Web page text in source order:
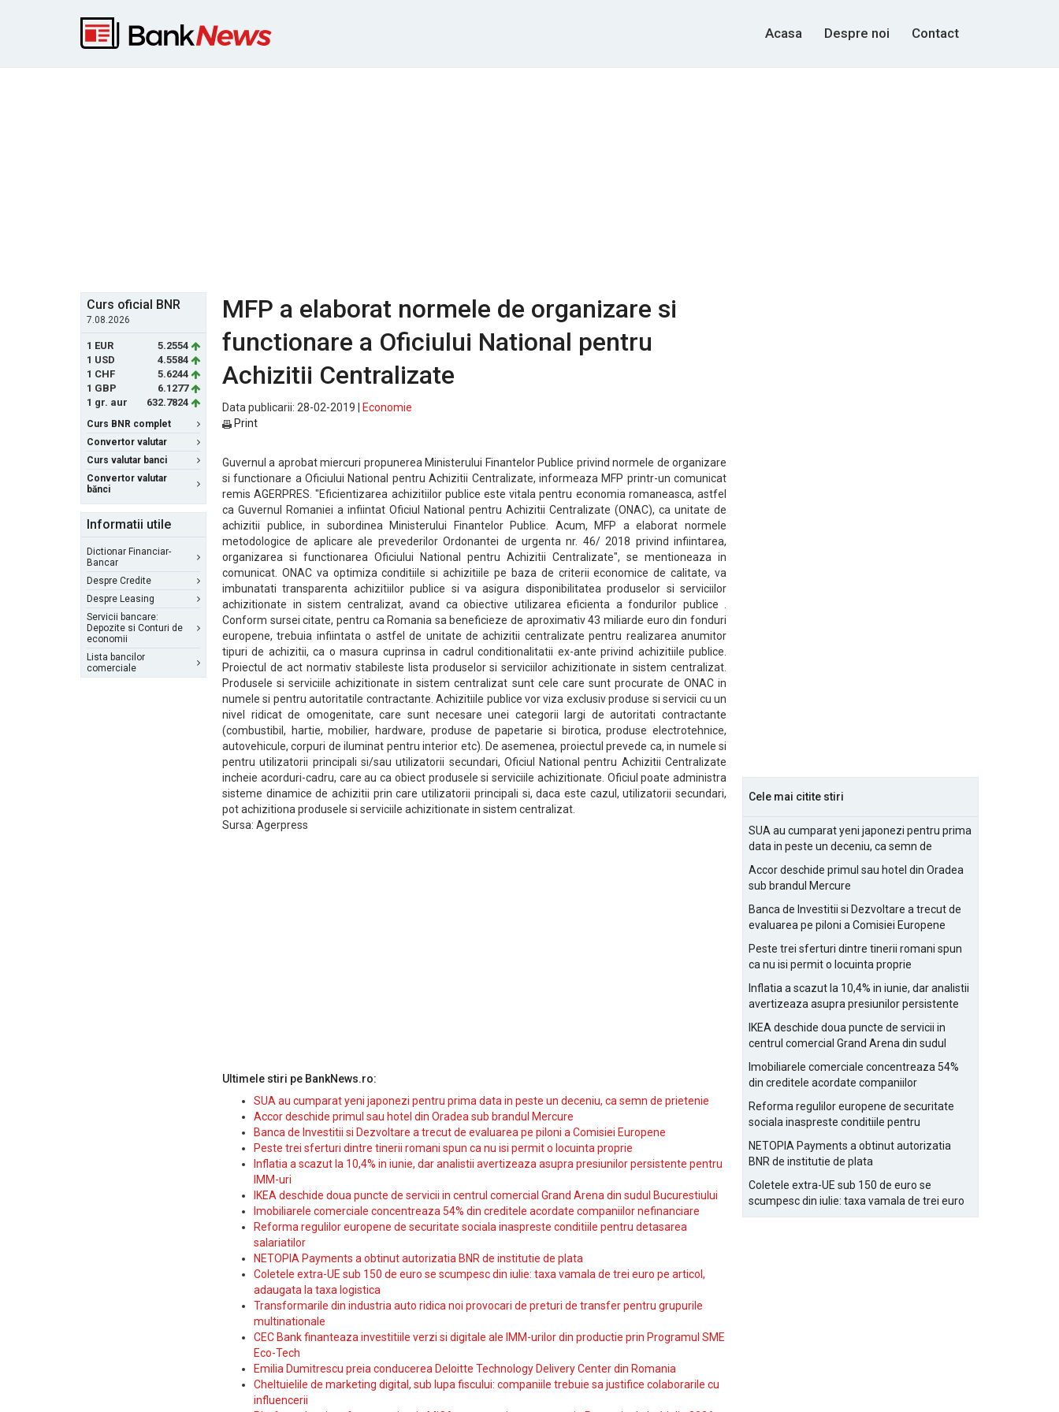
Acasa Despre noi Contact
Curs oficial BNR
7.08.2026
1 EUR
5.2554
1 USD
4.5584
1 CHF
5.6244
1 GBP
6.1277
1 gr. aur
632.7824
Curs BNR complet
Convertor valutar
Curs valutar banci
Convertor valutar
bănci
Informatii utile
Dictionar Financiar-
Bancar
Despre Credite
Despre Leasing
Servicii bancare:
Depozite si Conturi de
economii
Lista bancilor
comerciale
MFP a elaborat normele de organizare si
functionare a Oficiului National pentru
Achizitii Centralizate
Data publicarii: 28-02-2019 |
Economie
Print
Guvernul a aprobat miercuri propunerea Ministerului Finantelor Publice privind normele de organizare
si functionare a Oficiului National pentru Achizitii Centralizate, informeaza MFP printr-un comunicat
remis AGERPRES. "Eficientizarea achizitiilor publice este vitala pentru economia romaneasca, astfel
ca Guvernul Romaniei a infiintat Oficiul National pentru Achizitii Centralizate (ONAC), ca unitate de
achizitii publice, in subordinea Ministerului Finantelor Publice. Acum, MFP a elaborat normele
metodologice de aplicare ale prevederilor Ordonantei de urgenta nr. 46/ 2018 privind infiintarea,
organizarea si functionarea Oficiului National pentru Achizitii Centralizate", se mentioneaza in
comunicat. ONAC va optimiza conditiile si achizitiile pe baza de criterii economice de calitate, va
imbunatati transparenta achizitiilor publice si va asigura disponibilitatea produselor si serviciilor
achizitionate in sistem centralizat, avand ca obiective utilizarea eficienta a fondurilor publice .
Conform sursei citate, pentru ca Romania sa beneficieze de aproximativ 43 miliarde euro din fonduri
europene, trebuia infiintata o astfel de unitate de achizitii centralizate pentru realizarea anumitor
tipuri de achizitii, ca o masura cuprinsa in cadrul conditionalitatii ex-ante privind achizitiile publice.
Proiectul de act normativ stabileste lista produselor si serviciilor achizitionate in sistem centralizat.
Produsele si serviciile achizitionate in sistem centralizat sunt cele care sunt procurate de ONAC in
numele si pentru autoritatile contractante. Achizitiile publice vor viza exclusiv produse si servicii cu un
nivel ridicat de omogenitate, care sunt necesare unei categorii largi de autoritati contractante
(combustibil, hartie, mobilier, hardware, produse de papetarie si birotica, produse electrotehnice,
autovehicule, corpuri de iluminat pentru interior etc). De asemenea, proiectul prevede ca, in numele si
pentru utilizatorii principali si/sau utilizatorii secundari, Oficiul National pentru Achizitii Centralizate
incheie acorduri-cadru, care au ca obiect produsele si serviciile achizitionate. Oficiul poate administra
sisteme dinamice de achizitii prin care utilizatorii principali si, daca este cazul, utilizatorii secundari,
pot achizitiona produsele si serviciile achizitionate in sistem centralizat.
Sursa: Agerpress
Ultimele stiri pe BankNews.ro:
SUA au cumparat yeni japonezi pentru prima data in peste un deceniu, ca semn de prietenie
Accor deschide primul sau hotel din Oradea sub brandul Mercure
Banca de Investitii si Dezvoltare a trecut de evaluarea pe piloni a Comisiei Europene
Peste trei sferturi dintre tinerii romani spun ca nu isi permit o locuinta proprie
Inflatia a scazut la 10,4% in iunie, dar analistii avertizeaza asupra presiunilor persistente pentru
IMM-uri
IKEA deschide doua puncte de servicii in centrul comercial Grand Arena din sudul Bucurestiului
Imobiliarele comerciale concentreaza 54% din creditele acordate companiilor nefinanciare
Reforma regulilor europene de securitate sociala inaspreste conditiile pentru detasarea
salariatilor
NETOPIA Payments a obtinut autorizatia BNR de institutie de plata
Coletele extra-UE sub 150 de euro se scumpesc din iulie: taxa vamala de trei euro pe articol,
adaugata la taxa logistica
Transformarile din industria auto ridica noi provocari de preturi de transfer pentru grupurile
multinationale
CEC Bank finanteaza investitiile verzi si digitale ale IMM-urilor din productie prin Programul SME
Eco-Tech
Emilia Dumitrescu preia conducerea Deloitte Technology Delivery Center din Romania
Cheltuielile de marketing digital, sub lupa fiscului: companiile trebuie sa justifice colaborarile cu
influencerii
Cele mai citite stiri
SUA au cumparat yeni japonezi pentru prima
data in peste un deceniu, ca semn de
Accor deschide primul sau hotel din Oradea
sub brandul Mercure
Banca de Investitii si Dezvoltare a trecut de
evaluarea pe piloni a Comisiei Europene
Peste trei sferturi dintre tinerii romani spun
ca nu isi permit o locuinta proprie
Inflatia a scazut la 10,4% in iunie, dar analistii
avertizeaza asupra presiunilor persistente
IKEA deschide doua puncte de servicii in
centrul comercial Grand Arena din sudul
Imobiliarele comerciale concentreaza 54%
din creditele acordate companiilor
Reforma regulilor europene de securitate
sociala inaspreste conditiile pentru
NETOPIA Payments a obtinut autorizatia
BNR de institutie de plata
Coletele extra-UE sub 150 de euro se
scumpesc din iulie: taxa vamala de trei euro
pe articol, adaugata la taxa logistica